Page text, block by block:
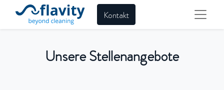
Kontakt
Unsere Stellenangebote